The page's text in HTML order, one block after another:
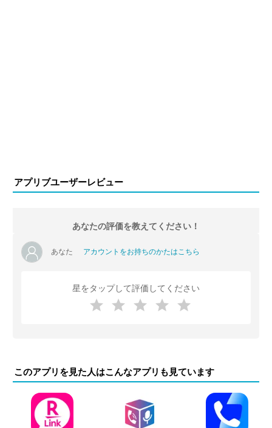
アプリブユーザーレビュー
あなたの評価を教えてください！
あなた アカウントをお持ちのかたはこちら
星をタップして評価してください
このアプリを見た人はこんなアプリも見ています